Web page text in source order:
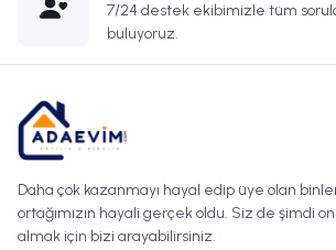
7/24 destek ekibimizle tüm
buluyoruz.
Daha çok kazanmayı hayal edip üye olan
ortağımızın hayali gerçek oldu. Siz de şimdi
almak için bizi arayabilirsiniz.